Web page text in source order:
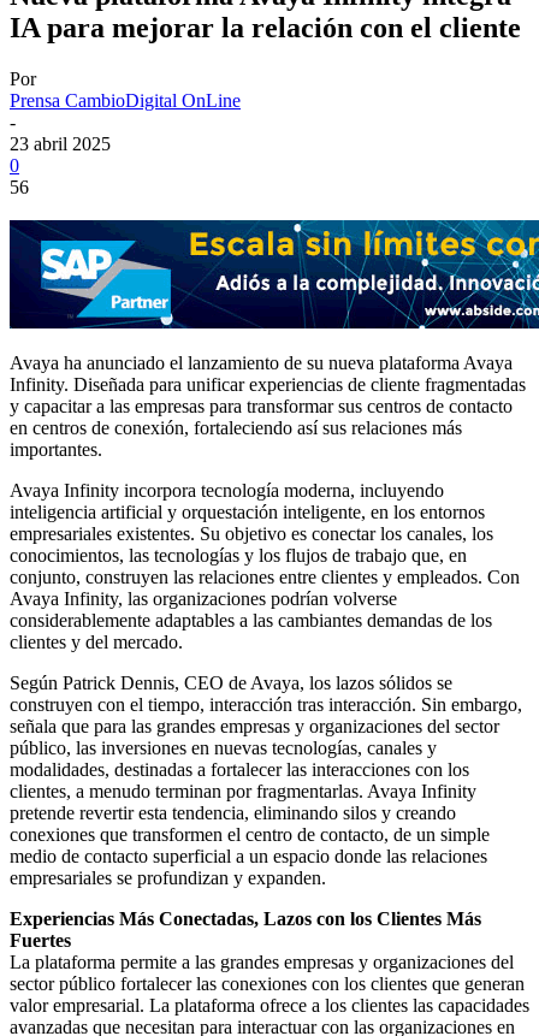
IA para mejorar la relación con el cliente
Por
Prensa CambioDigital OnLine
-
23 abril 2025
0
56
Avaya ha anunciado el lanzamiento de su nueva plataforma Avaya
Infinity. Diseñada para unificar experiencias de cliente fragmentadas
y capacitar a las empresas para transformar sus centros de contacto
en centros de conexión, fortaleciendo así sus relaciones más
importantes.
Avaya Infinity incorpora tecnología moderna, incluyendo
inteligencia artificial y orquestación inteligente, en los entornos
empresariales existentes. Su objetivo es conectar los canales, los
conocimientos, las tecnologías y los flujos de trabajo que, en
conjunto, construyen las relaciones entre clientes y empleados. Con
Avaya Infinity, las organizaciones podrían volverse
considerablemente adaptables a las cambiantes demandas de los
clientes y del mercado.
Según Patrick Dennis, CEO de Avaya, los lazos sólidos se
construyen con el tiempo, interacción tras interacción. Sin embargo,
señala que para las grandes empresas y organizaciones del sector
público, las inversiones en nuevas tecnologías, canales y
modalidades, destinadas a fortalecer las interacciones con los
clientes, a menudo terminan por fragmentarlas. Avaya Infinity
pretende revertir esta tendencia, eliminando silos y creando
conexiones que transformen el centro de contacto, de un simple
medio de contacto superficial a un espacio donde las relaciones
empresariales se profundizan y expanden.
Experiencias Más Conectadas, Lazos con los Clientes Más
Fuertes
La plataforma permite a las grandes empresas y organizaciones del
sector público fortalecer las conexiones con los clientes que generan
valor empresarial. La plataforma ofrece a los clientes las capacidades
avanzadas que necesitan para interactuar con las organizaciones en